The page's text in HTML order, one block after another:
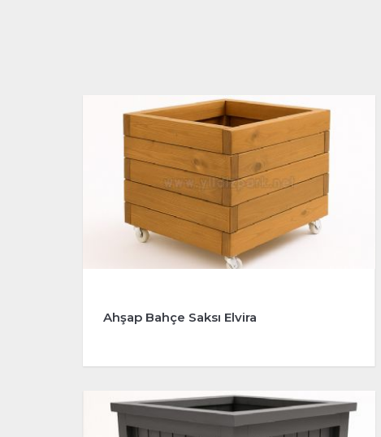
Ahşap Bahçe Saksı Elvira